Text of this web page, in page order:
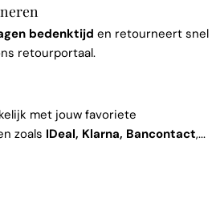
bedenktijd en retourneert snel
retourportaal.
met jouw favoriete
zoals IDeal, Klarna, Bancontact,...